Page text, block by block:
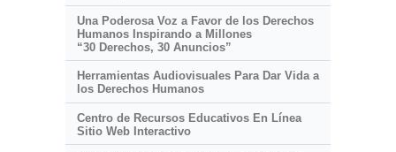
Una Poderosa Voz a Favor de los Derechos
Humanos Inspirando a Millones
“30 Derechos, 30 Anuncios”
Herramientas Audiovisuales Para Dar Vida a
los Derechos Humanos
Centro de Recursos Educativos En Línea
Sitio Web Interactivo